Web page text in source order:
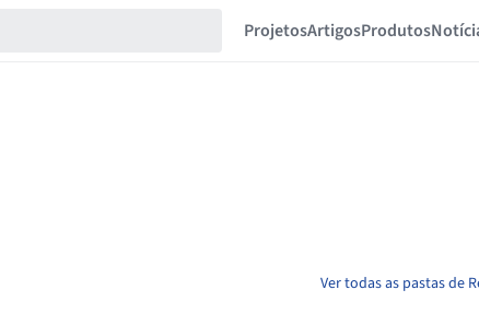
ProjetosArtigosProdutos
Ver todas as pastas de